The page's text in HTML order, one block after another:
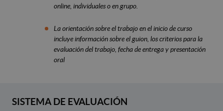
online, individuales o en grupo.
La orientación sobre el trabajo en el inicio de curso
incluye información sobre el guion, los criterios para la
evaluación del trabajo, fecha de entrega y presentación
oral
SISTEMA DE EVALUACIÓN